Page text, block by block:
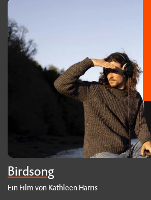
Birdsong
Ein Film von Kathleen Harris